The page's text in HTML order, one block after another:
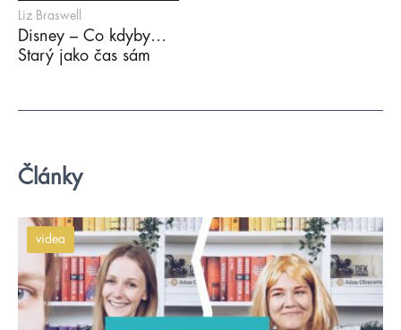
Liz Braswell
Disney – Co kdyby…
Starý jako čas sám
Články
videa